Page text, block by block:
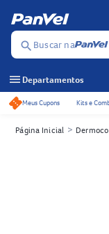
search Buscar na
menu Departamentos
Meus Cupons Kits e
Página Inicial >